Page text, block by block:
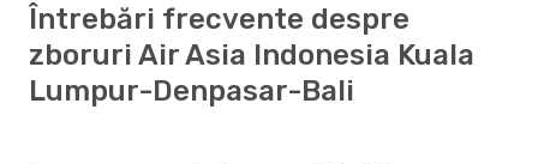
Întrebări frecvente despre
zboruri Air Asia Indonesia Kuala
Lumpur-Denpasar-Bali